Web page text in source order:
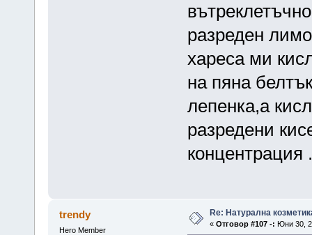
разреден
хареса ми
на пяна
лепенка,а
разредени
концентрация .
trendy
Hero Member
Re: Натурална
« Отговор #107 -: Юни 30,